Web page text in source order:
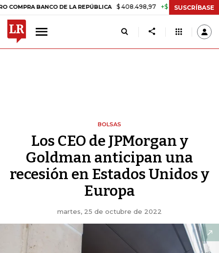
BANCO DE LA REPÚBLICA $ 408.498,97 +$ 8.753,81 +2,19%
SUSCRÍBASE
BOLSAS
Los CEO de JPMorgan y
Goldman anticipan una
recesión en Estados Unidos y
Europa
martes, 25 de octubre de 2022